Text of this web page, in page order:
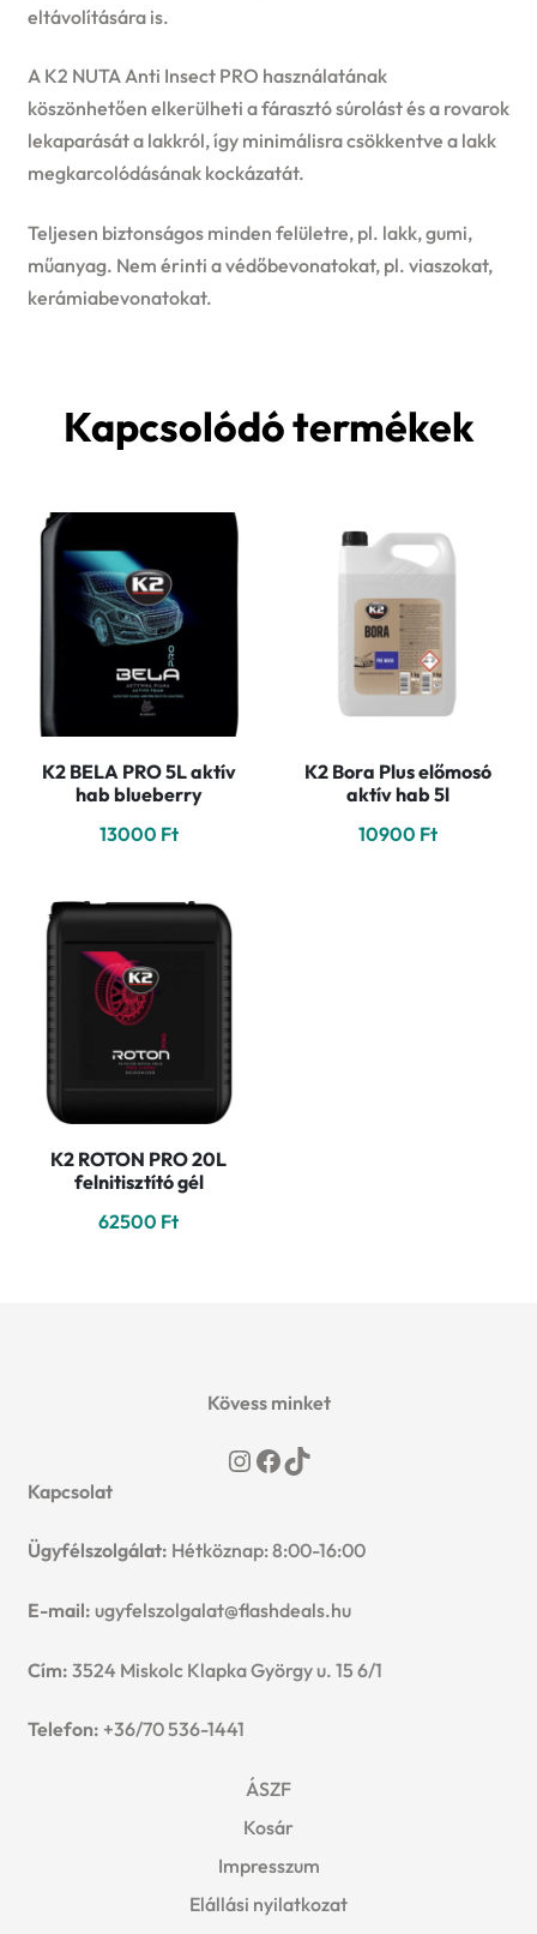
eltávolítására is.
A K2 NUTA Anti Insect PRO használatának
köszönhetően elkerülheti a fárasztó súrolást és a rovarok
lekaparását a lakkról, így minimálisra csökkentve a lakk
megkarcolódásának kockázatát.
Teljesen biztonságos minden felületre, pl. lakk, gumi,
műanyag. Nem érinti a védőbevonatokat, pl. viaszokat,
kerámiabevonatokat.
Kapcsolódó termékek
K2 BELA PRO 5L aktív
hab blueberry
13000 Ft
K2 Bora Plus előmosó
aktív hab 5l
10900 Ft
K2 ROTON PRO 20L
felnitisztító gél
62500 Ft
Kövess minket
Instagram
Facebook
TikTok
Kapcsolat
Ügyfélszolgálat: Hétköznap: 8:00-16:00
E-mail: ugyfelszolgalat@flashdeals.hu
Cím: 3524 Miskolc Klapka György u. 15 6/1
Telefon: +36/70 536-1441
ÁSZF
Kosár
Impresszum
Elállási nyilatkozat